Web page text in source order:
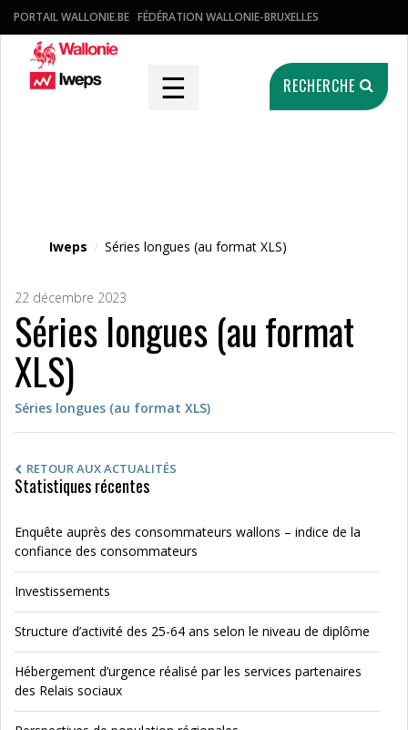
PORTAIL WALLONIE.BE FÉDÉRATION WALLONIE-BRUXELLES
☰ RECHERCHE
Iweps / Séries longues (au format XLS)
22 décembre 2023
Séries longues (au format
XLS)
Séries longues (au format XLS)
RETOUR AUX ACTUALITÉS
Statistiques récentes
Enquête auprès des consommateurs wallons – indice de la
confiance des consommateurs
Investissements
Structure d’activité des 25-64 ans selon le niveau de diplôme
Hébergement d’urgence réalisé par les services partenaires
des Relais sociaux